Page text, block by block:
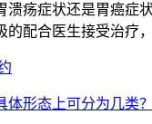
症状还是胃癌症状
的配合医生接受治疗
体形态上可分为几类？